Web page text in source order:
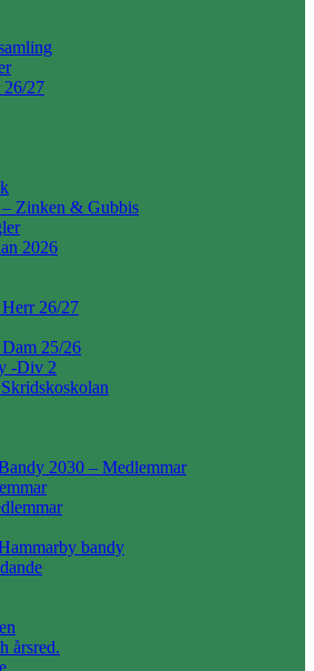
26/27
– Zinken & Gubbis
2026
Herr 26/27
Dam 25/26
-Div 2
2030 – Medlemmar
bandy
årsred.